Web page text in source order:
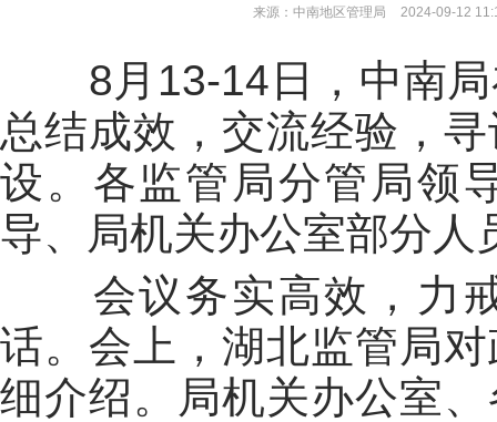
来源：中南地区管理局 2024-09-12
8月13-14日，中南局
总结成效，交流经验，
设。各监管局分管局领
导、局机关办公室部分人
会议务实高效，力戒
话。会上，湖北监管局
细介绍。局机关办公室